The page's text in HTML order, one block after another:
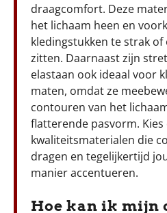
draagcomfort. Deze
het lichaam heen en
kledingstukken te strak
zitten. Daarnaast zijn
elastaan ook ideaal voor
maten, omdat ze
contouren van het
flatterende pasvorm.
kwaliteitsmaterialen die
dragen en tegelijkertijd
manier accentueren.
Hoe kan ik mijn